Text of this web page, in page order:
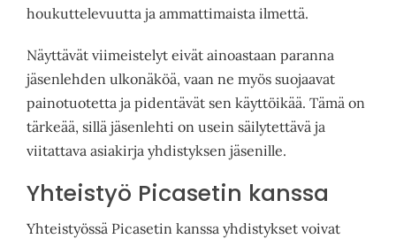
houkuttelevuutta ja ammattimaista ilmettä.
Näyttävät viimeistelyt eivät ainoastaan paranna
jäsenlehden ulkonäköä, vaan ne myös suojaavat
painotuotetta ja pidentävät sen käyttöikää. Tämä on
tärkeää, sillä jäsenlehti on usein säilytettävä ja
viitattava asiakirja yhdistyksen jäsenille.
Yhteistyö Picasetin kanssa
Yhteistyössä Picasetin kanssa yhdistykset voivat